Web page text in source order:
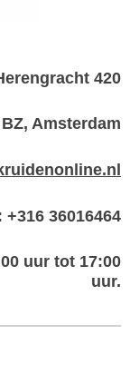
420
BZ, Amsterdam
+316 36016464
uur tot 17:00
uur.